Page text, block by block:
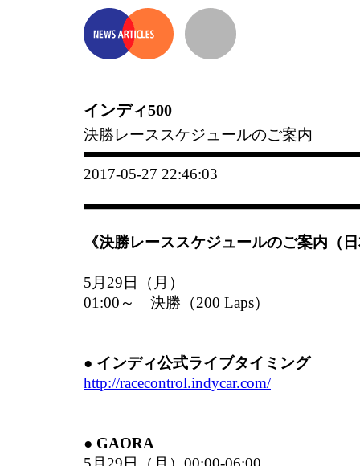
インディ500
決勝レーススケジュールのご案内
2017-05-27 22:46:03
《決勝レーススケジュールのご案内（
5月29日（月）
01:00～ 決勝（200 Laps）
● インディ公式ライブタイミング
http://racecontrol.indycar.com/
● GAORA